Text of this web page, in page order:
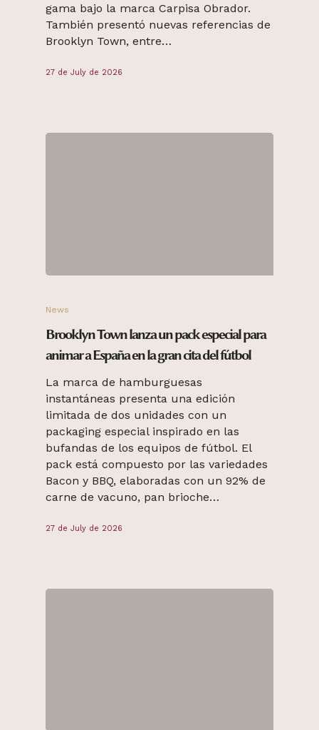
gama bajo la marca Carpisa Obrador.
También presentó nuevas referencias de
Brooklyn Town, entre…
27 de July de 2026
News
Brooklyn Town lanza un pack especial para
animar a España en la gran cita del fútbol
La marca de hamburguesas
instantáneas presenta una edición
limitada de dos unidades con un
packaging especial inspirado en las
bufandas de los equipos de fútbol. El
pack está compuesto por las variedades
Bacon y BBQ, elaboradas con un 92% de
carne de vacuno, pan brioche…
27 de July de 2026